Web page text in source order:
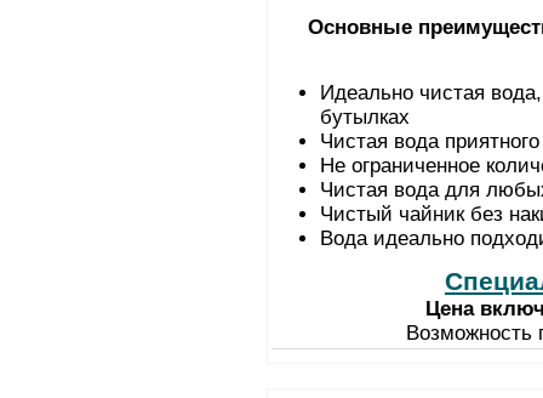
Основные
Идеально чистая
бутылках
Чистая вода
Не ограниченное
Чистая вода для
Чистый чайник без
Вода идеально
Цена
Возможность